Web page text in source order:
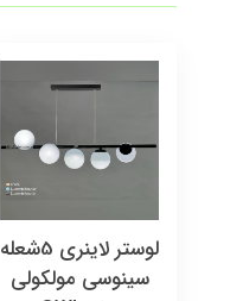
لوستر لاینری 5شعله
سینوسی مولکولی